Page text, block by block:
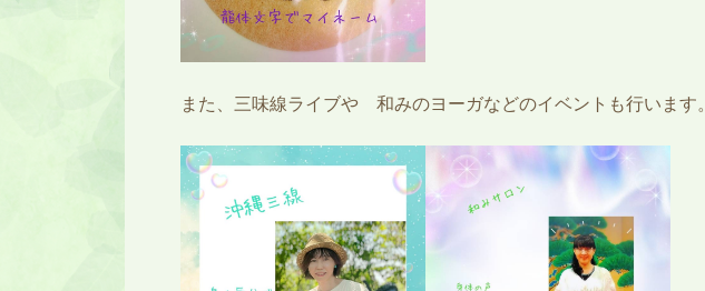
また、三味線ライブや 和みのヨーガなどのイベントも行います。